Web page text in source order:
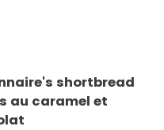
shortbread
au caramel et